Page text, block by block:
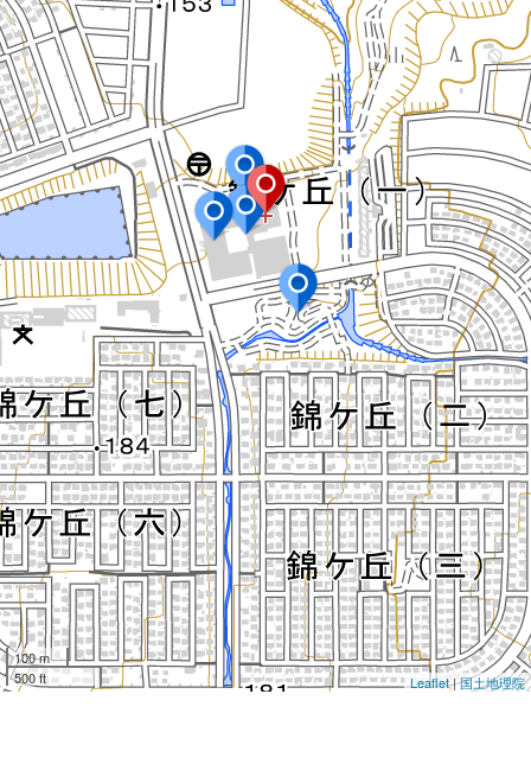
100 m
500 ft
Leaflet|国土地理院